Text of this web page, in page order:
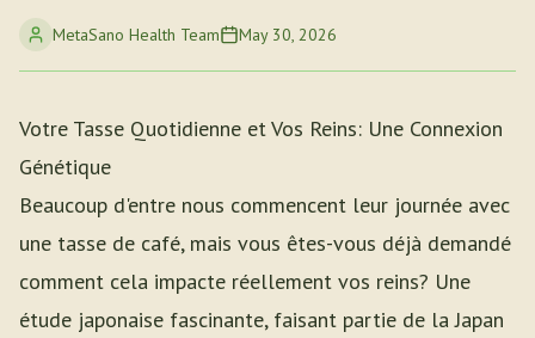
MetaSano Health Team May 30, 2026
Votre Tasse Quotidienne et Vos Reins: Une Connexion
Génétique
Beaucoup d'entre nous commencent leur journée avec
une tasse de café, mais vous êtes-vous déjà demandé
comment cela impacte réellement vos reins? Une
étude japonaise fascinante, faisant partie de la Japan